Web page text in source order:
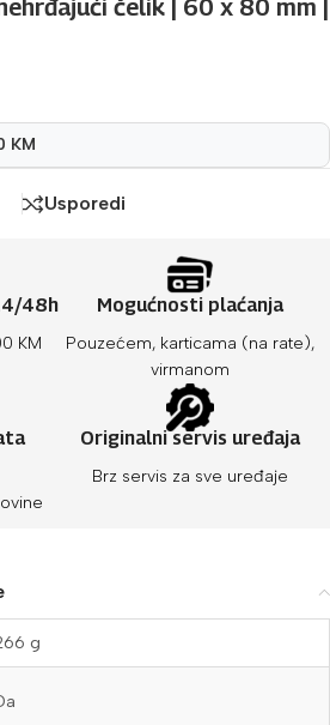
čelik | 60 x 80 mm |
KM
Usporedi
48h
KM
Mogućnosti plaćanja
Pouzećem, karticama (na rate),
virmanom
Originalni servis uređaja
Brz servis za sve uređaje
g